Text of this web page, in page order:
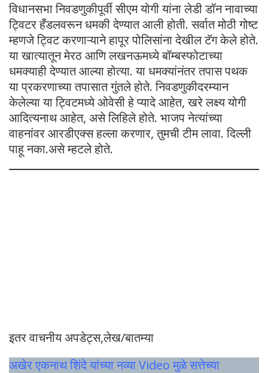
विधानसभा निवडणुकीपूर्वी सीएम योगी यांना लेडी डॉन नावाच्या
ट्विटर हँडलवरून धमकी देण्यात आली होती. सर्वात मोठी गोष्ट
म्हणजे ट्विट करणाऱ्याने हापूर पोलिसांना देखील टॅग केले होते.
या खात्यातून मेरठ आणि लखनऊमध्ये बॉम्बस्फोटाच्या
धमक्याही देण्यात आल्या होत्या. या धमक्यांनंतर तपास पथक
या प्रकरणाच्या तपासात गुंतले होते. निवडणुकीदरम्यान
केलेल्या या ट्विटमध्ये ओवेसी हे प्यादे आहेत, खरे लक्ष्य योगी
आदित्यनाथ आहेत, असे लिहिले होते. भाजप नेत्यांच्या
वाहनांवर आरडीएक्स हल्ला करणार, तुमची टीम लावा. दिल्ली
पाहू नका.असे म्हटले होते.
इतर वाचनीय अपडेट्स,लेख/बातम्या
अखेर एकनाथ शिंदे यांच्या नव्या Video मुळे सत्तेच्या